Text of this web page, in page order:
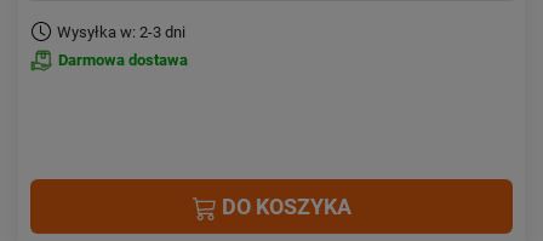
Wysyłka w: 2-3 dni
Darmowa dostawa
DO KOSZYKA